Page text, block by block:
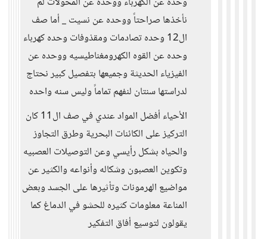
نأخذها صراحتاً ووحده عن نسيت_أما صف
ال12 وحده تصادمات ومقذوفات وحده كهرباء
وحده عن القوه الكهرومغناطيسيه ووحده عن
الفيزياء الحديثة وجميعها بتفصيل كبير نحتاج
لدراستها سنتان لنفهم تماماً وليس سنه واحده
الأحياء أفضل المواد عندي في صف ال11 كان
التركيز على الكائنات البحرية وطرق التجاوز
والحياه بشكل رأيسي وعن التوصيلات العصبيه
وتكوين العصبون وشكاله وأنواعه والكثير عن
مواضيع الهرمونات وتأثيرها على الجسد وبعض
المناعة معلومات كثيره للحشو في الدماغ كما
يقولون لتوسيع أفاق التفكير